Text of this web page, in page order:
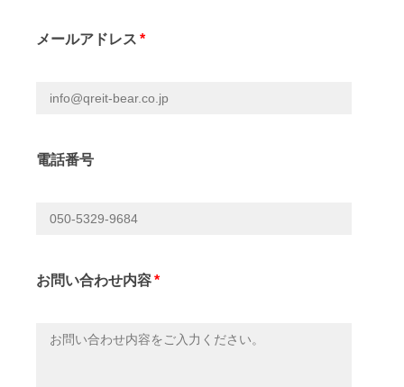
メールアドレス *
電話番号
お問い合わせ内容*